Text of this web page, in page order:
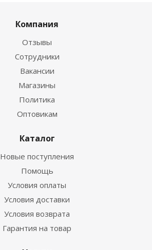
Компания
Отзывы
Сотрудники
Вакансии
Магазины
Политика
Оптовикам
Каталог
Новые поступления
Помощь
Условия оплаты
Условия доставки
Условия возврата
Гарантия на товар